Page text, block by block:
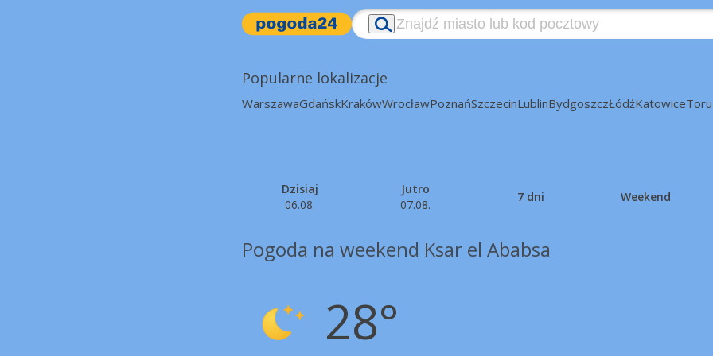
Popularne lokalizacje
WarszawaGdańskKrakówWrocławPoznańSzczecinLublinBydgoszczŁódźKatowice
Dzisiaj
06.08.
Jutro
07.08.
7 dni Weekend
Pogoda na weekend Ksar el Ababsa
28°